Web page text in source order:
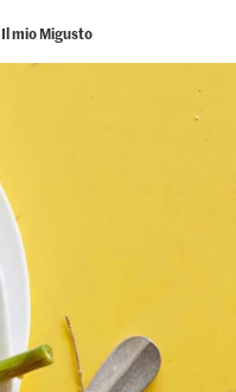
Il mio Migusto